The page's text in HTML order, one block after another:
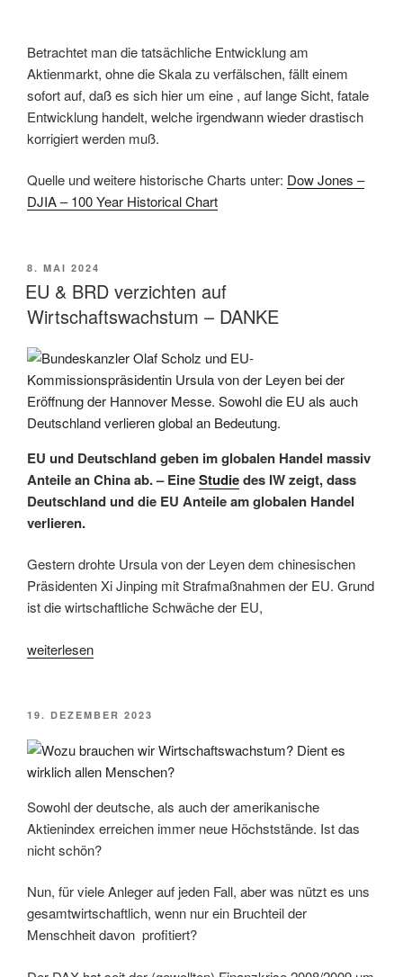
Betrachtet man die tatsächliche Entwicklung am
Aktienmarkt, ohne die Skala zu verfälschen, fällt einem
sofort auf, daß es sich hier um eine , auf lange Sicht, fatale
Entwicklung handelt, welche irgendwann wieder drastisch
korrigiert werden muß.
Quelle und weitere historische Charts unter: Dow Jones –
DJIA – 100 Year Historical Chart
VERÖFFENTLICHT
AM
8. MAI 2024
EU & BRD verzichten auf
Wirtschaftswachstum – DANKE
EU und Deutschland geben im globalen Handel massiv
Anteile an China ab. –EineStudiedes IW zeigt, dass
Deutschland und die EU Anteile am globalen Handel
verlieren.
Gestern drohte Ursula von der Leyen dem chinesischen
Präsidenten Xi Jinping mit Strafmaßnahmen der EU. Grund
ist die wirtschaftliche Schwäche der EU,
„EU
verzichten
Wirtschaftswachstum
–
DANKE“
weiterlesen
VERÖFFENTLICHT
19. DEZEMBER 2023
Sowohl der deutsche, als auch der amerikanische
Aktienindex erreichen immer neue Höchststände. Ist das
nicht schön?
Nun, für viele Anleger auf jeden Fall, aber was nützt es uns
gesamtwirtschaftlich, wenn nur ein Bruchteil der
Menschheit davon profitiert?